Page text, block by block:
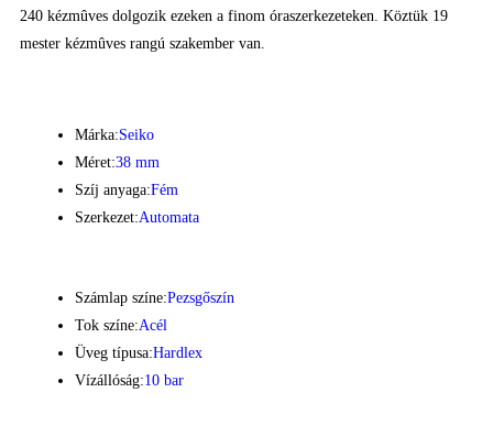
240 kézmûves dolgozik ezeken a finom óraszerkezeteken. Köztük 19
mester kézmûves rangú szakember van.
Márka:Seiko
Méret:38 mm
Szíj anyaga:Fém
Szerkezet:Automata
Számlap színe:Pezsgőszín
Tok színe:Acél
Üveg típusa:Hardlex
Vízállóság:10 bar